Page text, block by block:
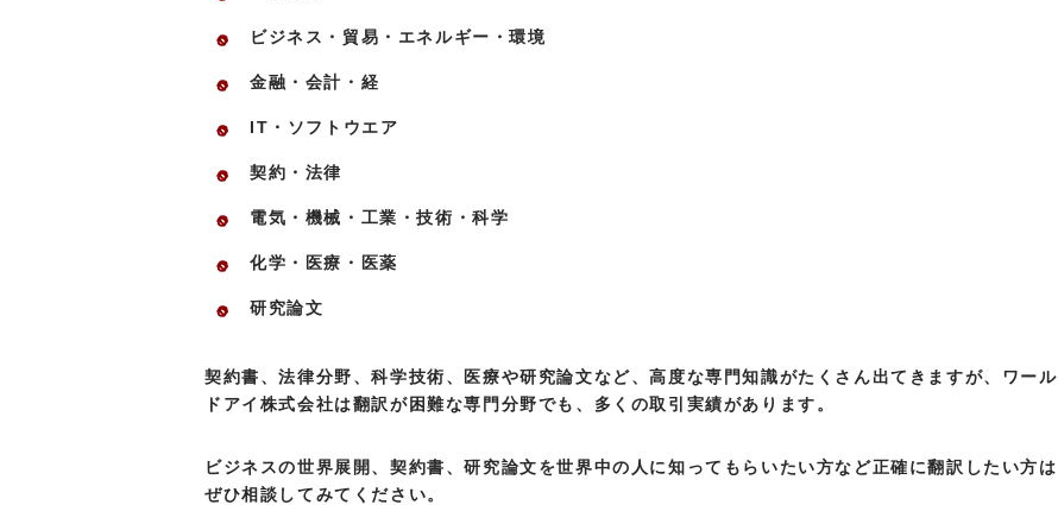
ビジネス・貿易・エネルギー・環境
金融・会計・経
IT・ソフトウエア
契約・法律
電気・機械・工業・技術・科学
化学・医療・医薬
研究論文
契約書、法律分野、科学技術、医療や研究論文など、高度な専門知識がたくさん出てきますが、ワール
ドアイ株式会社は翻訳が困難な専門分野でも、多くの取引実績があります。
ビジネスの世界展開、契約書、研究論文を世界中の人に知ってもらいたい方など正確に翻訳したい方は
ぜひ相談してみてください。